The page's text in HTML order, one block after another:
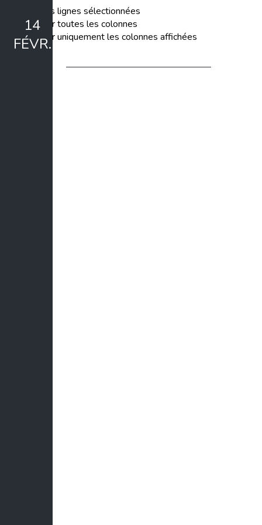
Exporter les lignes sélectionnées
Exporter toutes les colonnes
Exporter uniquement les colonnes affichées
14
FÉVR.